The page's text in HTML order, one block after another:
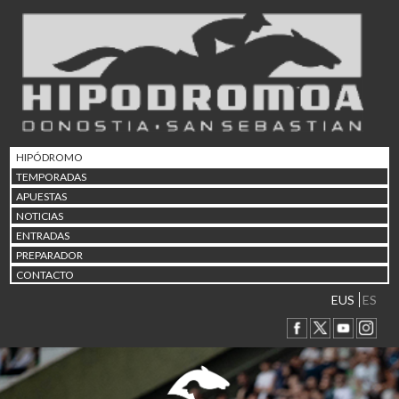
HIPÓDROMO
TEMPORADAS
APUESTAS
NOTICIAS
ENTRADAS
PREPARADOR
CONTACTO
EUS ES
02/08 17:30 Abuztuaren 2a / 2 de
Abuztuaren 9a / 9 de
12/08 12:24 Abuztaren 12a / 12 de
15/08 17:05 Abuztuaren 15a / 15 de
23/08 17:30 Abuztuaren 23a / 23 de
30/08 17:30 Abuztuaren 30a / 30 de
02/09 11:15
06/09 17:30 Irailaren 6a / 6 de
Irailaren 13a / 13 de
30/09 11:30 Irailaren 30a / 30 de